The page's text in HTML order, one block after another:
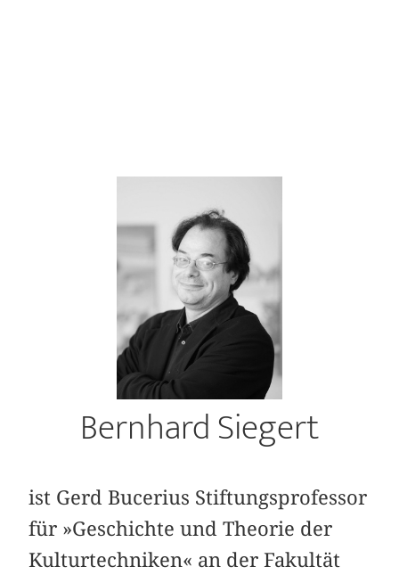
Bernhard Siegert
ist Gerd Bucerius Stiftungsprofessor
für »Geschichte und Theorie der
Kulturtechniken« an der Fakultät